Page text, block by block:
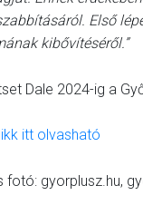
Első
kibővítéséről.”
Dale 2024-ig a
itt olvasható
fotó: gyorplusz.hu,